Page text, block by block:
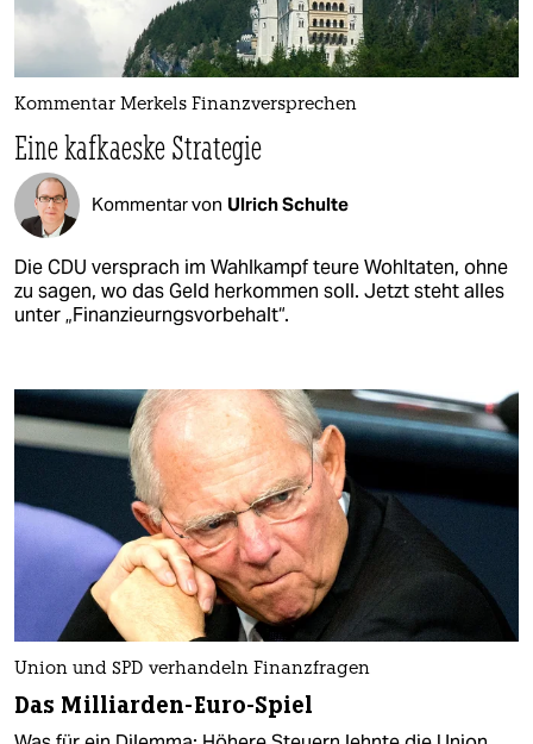
Kommentar Merkels Finanzversprechen
Eine kafkaeske Strategie
Kommentar von Ulrich Schulte
Die CDU versprach im Wahlkampf teure Wohltaten, ohne
zu sagen, wo das Geld herkommen soll. Jetzt steht alles
unter „Finanzieurngsvorbehalt“.
Union und SPD verhandeln Finanzfragen
Das Milliarden-Euro-Spiel